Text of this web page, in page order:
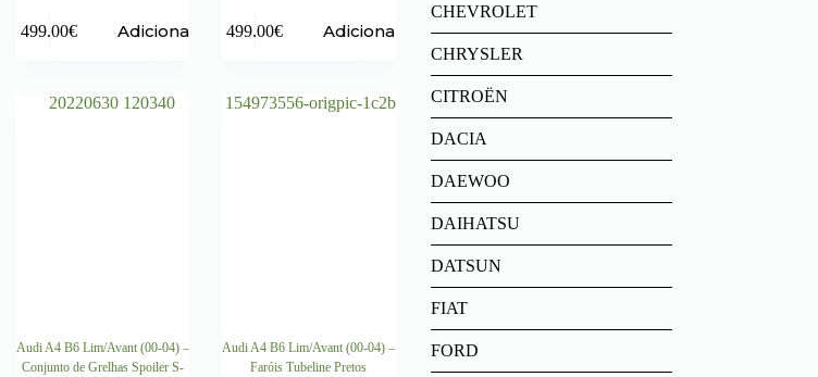
499.00€ Adicionar 499.00€ Adicionar
Audi A4 B6 Lim/Avant (00-04) –
Conjunto de Grelhas Spoiler S-
Audi A4 B6 Lim/Avant (00-04) –
Faróis Tubeline Pretos
CHEVROLET
CHRYSLER
CITROËN
DACIA
DAEWOO
DAIHATSU
DATSUN
FIAT
FORD